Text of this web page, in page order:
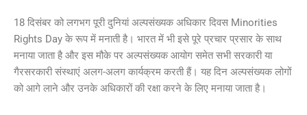
18 दिसंबर को लगभग पूरी दुनियां अल्पसंख्यक अधिकार दिवस Minorities
Rights Day के रूप में मनाती है। भारत में भी इसे पूरे प्रचार प्रसार के साथ
मनाया जाता है और इस मौके पर अल्पसंख्यक आयोग समेत सभी सरकारी या
गैरसरकारी संस्थाएं अलग-अलग कार्यक्रम करती हैं। यह दिन अल्पसंख्यक लोगों
को आगे लाने और उनके अधिकारों की रक्षा करने के लिए मनाया जाता है।